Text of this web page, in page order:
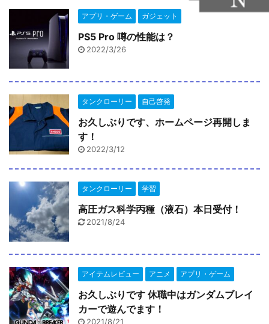
アプリ・ゲーム ガジェット
PS5 Pro 噂の性能は？
2022/3/26
タンクローリー 自己啓発
お久しぶりです、ホームページ再開しま
す！
2022/3/12
タンクローリー 学習
高圧ガス科学丙種（液石）本日受付！
2021/8/24
アイテムレビュー アニメ アプリ・ゲーム
お久しぶりです 休職中はガンダムブレイ
カーで遊んでます！
2021/8/21